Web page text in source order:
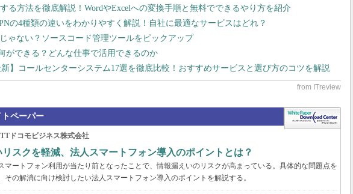
る方法を徹底解説！WordやExcelへの変換手順と無料でできるやり方を紹介
の4種類の違いをわかりやすく解説！自社に最適なサービスはどれ？
ゃない？ソースコード管理ツールをピックアップ
ができる？どんな仕事で活用できるのか
新】コールセンターシステム17選を徹底比較！おすすめサービスと選び方のコツを解説
ペーパー
ドコモビジネス株式会社
スクを軽減、法人スマートフォン導入のポイントとは？
マートフォン利用が当たり前となったことで、情報漏えいのリスクが高まっている。具体的な問題点を
その解消に向け検討したい法人スマートフォン導入のポイントを解説する。